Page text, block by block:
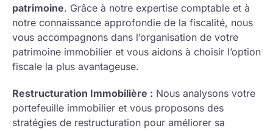
patrimoine. Grâce à notre expertise comptable et à
notre connaissance approfondie de la fiscalité, nous
vous accompagnons dans l’organisation de votre
patrimoine immobilier et vous aidons à choisir l’option
fiscale la plus avantageuse.
Restructuration Immobilière : Nous analysons votre
portefeuille immobilier et vous proposons des
stratégies de restructuration pour améliorer sa